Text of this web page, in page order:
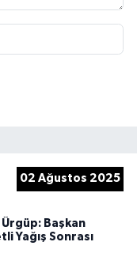
02 Ağustos 2025
Başkan
Yağış Sonrası